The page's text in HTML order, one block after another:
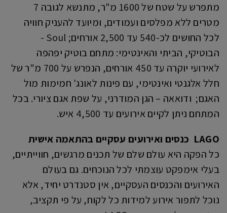
מתפרש על שטח של 1600 מ"ר, מתנשא לגובה 7
מטרים ללא מפלסים ועמודים, ומיועד להעניק חוויה
לכל החושים לכ-540 עד 2,500 אורחים; Soul -
הבוטיקי, הביתי והאינטימי: מתחם בוטיק יפהפה
לאירועי יוקרה עד 450 אורחים, הנפרש על 700 מ"ר של
חלל אלגנטי ואינטימי, עם פינות לאונג' חמימות מול
האגם; ודואאה – הגן המודרני, על שפת אגם ציורי. בכל
המתחם ניתן לקיים אירועים עד 4,500 איש.
LAGO כנסים ואירועים עסקיים בהתאמה אישית
כל הפקה היא עולם שלם של תכנים מרגשים, חווייתיים,
בעלי אימפקט עוצמתי לכל הנוכחים. גם בעולם
האירועים והכנסים העסקיים, אין סטנדרט יחיד, אלא
נוכל לתפור אירוע למידות כל לקוח, על פי תקציב,